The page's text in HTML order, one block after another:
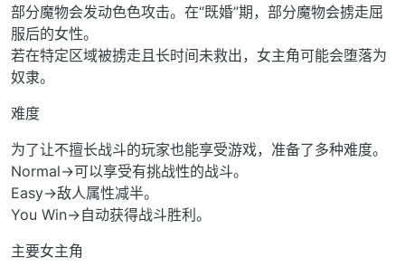
部分魔物会发动色色攻击。在“既婚”期，部分魔物会掳走屈
服后的女性。
若在特定区域被掳走且长时间未救出，女主角可能会堕落为
奴隶。
难度
为了让不擅长战斗的玩家也能享受游戏，准备了多种难度。
Normal→可以享受有挑战性的战斗。
Easy→敌人属性减半。
You Win→自动获得战斗胜利。
主要女主角